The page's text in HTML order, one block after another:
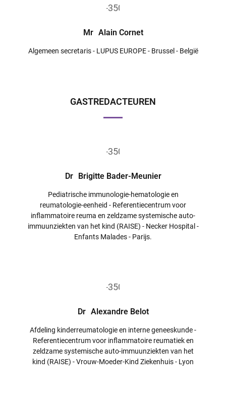
Mr Alain Cornet
Algemeen secretaris - LUPUS EUROPE - Brussel - België
GASTREDACTEUREN
Dr Brigitte Bader-Meunier
Pediatrische immunologie-hematologie en
reumatologie-eenheid - Referentiecentrum voor
inflammatoire reuma en zeldzame systemische auto-
immuunziekten van het kind (RAISE) - Necker Hospital -
Enfants Malades - Parijs.
Dr Alexandre Belot
Afdeling kinderreumatologie en interne geneeskunde -
Referentiecentrum voor inflammatoire reumatiek en
zeldzame systemische auto-immuunziekten van het
kind (RAISE) - Vrouw-Moeder-Kind Ziekenhuis - Lyon